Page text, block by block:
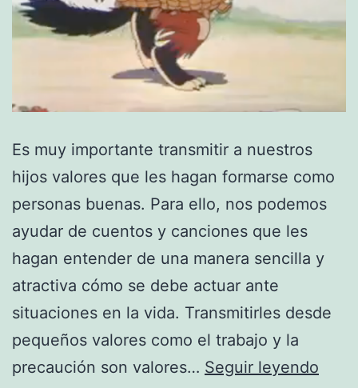
Es muy importante transmitir a nuestros
hijos valores que les hagan formarse como
personas buenas. Para ello, nos podemos
ayudar de cuentos y canciones que les
hagan entender de una manera sencilla y
atractiva cómo se debe actuar ante
situaciones en la vida. Transmitirles desde
pequeños valores como el trabajo y la
precaución son valores… Seguir leyendo